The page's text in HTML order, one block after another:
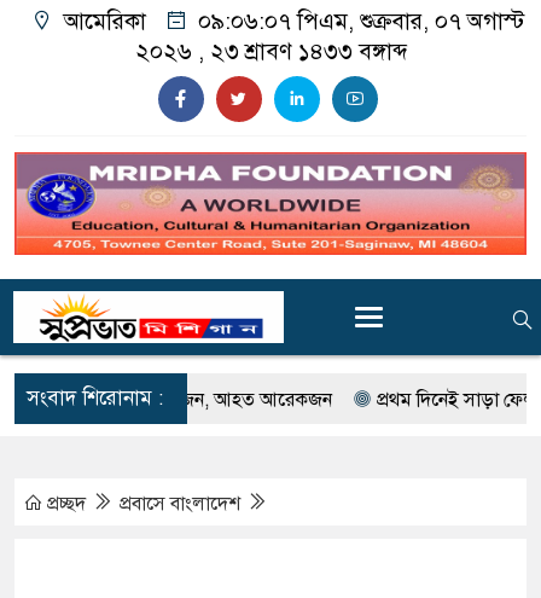
আমেরিকা ০৯:০৬:০৮ পিএম, শুক্রবার, ০৭ অগাস্ট
২০২৬ , ২৩ শ্রাবণ ১৪৩৩ বঙ্গাব্দ
সংবাদ শিরোনাম :
নিহত একজন, আহত আরেকজন প্রথম দিনেই সাড়া ফেলল গর্ডি হাও
প্রচ্ছদ প্রবাসে বাংলাদেশ